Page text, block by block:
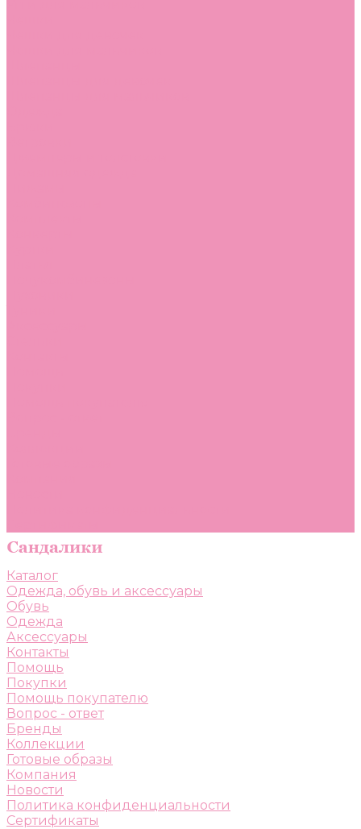
Каталог
Одежда, обувь и аксессуары
Обувь
Одежда
Аксессуары
Контакты
Помощь
Покупки
Помощь покупателю
Вопрос - ответ
Бренды
Коллекции
Готовые образы
Компания
Новости
Политика конфиденциальности
Сертификаты